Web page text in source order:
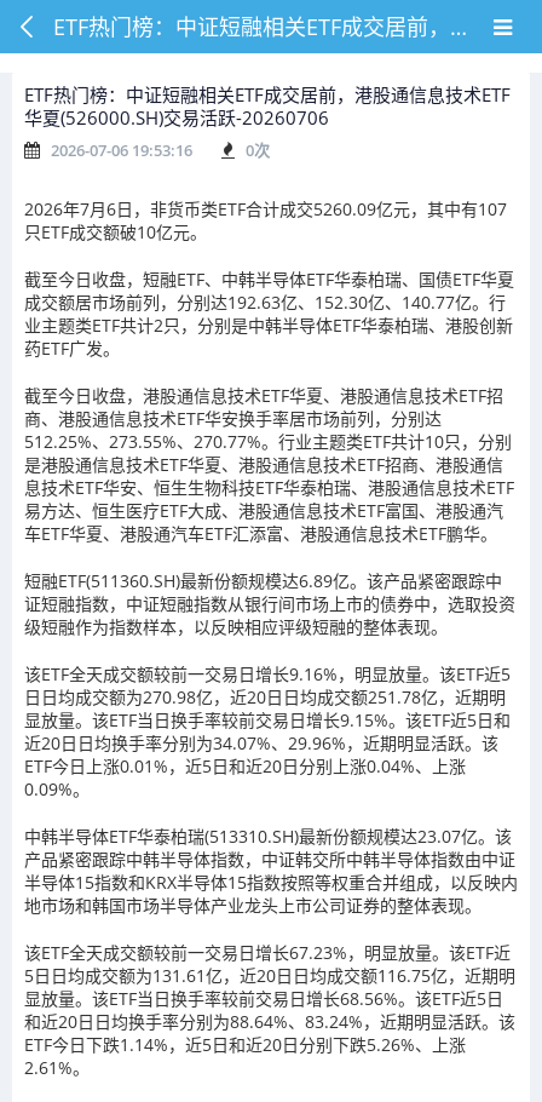
ETF热门榜：中证短融相关ETF成交居前，港股通信息技术ETF华夏(526000.SH)交易活跃-20260706
ETF热门榜：中证短融相关ETF成交居前，港股通信息技术ETF
华夏(526000.SH)交易活跃-20260706
2026-07-06 19:53:16 0次
2026年7月6日，非货币类ETF合计成交5260.09亿元，其中有107
只ETF成交额破10亿元。
截至今日收盘，短融ETF、中韩半导体ETF华泰柏瑞、国债ETF华夏
成交额居市场前列，分别达192.63亿、152.30亿、140.77亿。行
业主题类ETF共计2只，分别是中韩半导体ETF华泰柏瑞、港股创新
药ETF广发。
截至今日收盘，港股通信息技术ETF华夏、港股通信息技术ETF招
商、港股通信息技术ETF华安换手率居市场前列，分别达
512.25%、273.55%、270.77%。行业主题类ETF共计10只，分别
是港股通信息技术ETF华夏、港股通信息技术ETF招商、港股通信
息技术ETF华安、恒生生物科技ETF华泰柏瑞、港股通信息技术ETF
易方达、恒生医疗ETF大成、港股通信息技术ETF富国、港股通汽
车ETF华夏、港股通汽车ETF汇添富、港股通信息技术ETF鹏华。
短融ETF(511360.SH)最新份额规模达6.89亿。该产品紧密跟踪中
证短融指数，中证短融指数从银行间市场上市的债券中，选取投资
级短融作为指数样本，以反映相应评级短融的整体表现。
该ETF全天成交额较前一交易日增长9.16%，明显放量。该ETF近5
日日均成交额为270.98亿，近20日日均成交额251.78亿，近期明
显放量。该ETF当日换手率较前交易日增长9.15%。该ETF近5日和
近20日日均换手率分别为34.07%、29.96%，近期明显活跃。该
ETF今日上涨0.01%，近5日和近20日分别上涨0.04%、上涨
0.09%。
中韩半导体ETF华泰柏瑞(513310.SH)最新份额规模达23.07亿。该
产品紧密跟踪中韩半导体指数，中证韩交所中韩半导体指数由中证
半导体15指数和KRX半导体15指数按照等权重合并组成，以反映内
地市场和韩国市场半导体产业龙头上市公司证券的整体表现。
该ETF全天成交额较前一交易日增长67.23%，明显放量。该ETF近
5日日均成交额为131.61亿，近20日日均成交额116.75亿，近期明
显放量。该ETF当日换手率较前交易日增长68.56%。该ETF近5日
和近20日日均换手率分别为88.64%、83.24%，近期明显活跃。该
ETF今日下跌1.14%，近5日和近20日分别下跌5.26%、上涨
2.61%。